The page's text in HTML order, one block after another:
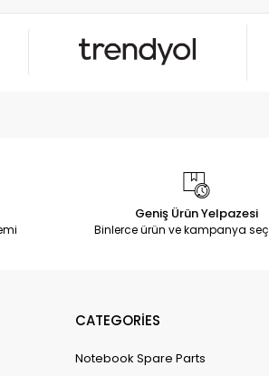
Geniş Ürün Yelpazesi
Binlerce ürün ve kampanya
CATEGORİES
Notebook Spare Parts